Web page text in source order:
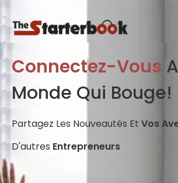
Connectez-Vous
Monde Qui Bouge!
Partagez Les Nouveautés Et Vos
D'autres Entrepreneurs